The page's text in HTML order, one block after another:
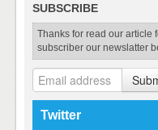
SUBSCRIBE
Thanks for read our article
subscriber our newslatter
Twitter